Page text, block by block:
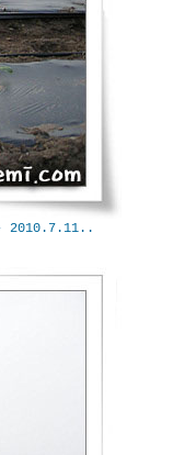
- 2010.7.11..